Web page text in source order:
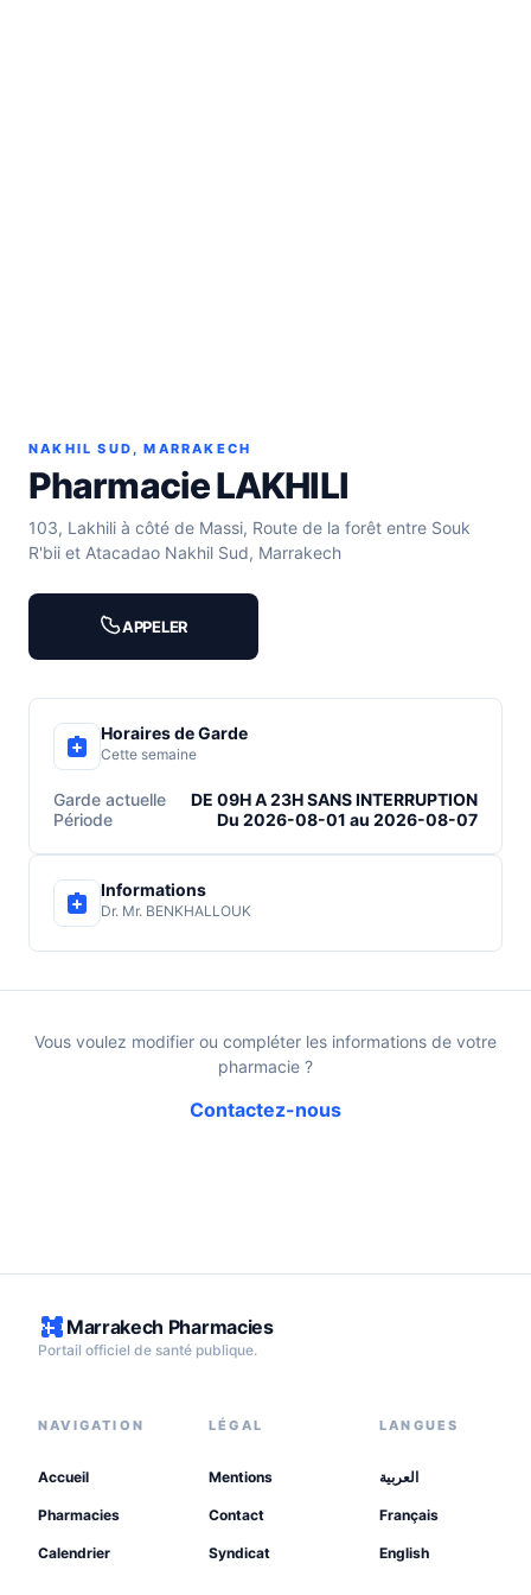
NAKHIL SUD, MARRAKECH
Pharmacie LAKHILI
103, Lakhili à côté de Massi, Route de la forêt entre Souk
R'bii et Atacadao Nakhil Sud, Marrakech
APPELER
Horaires de Garde
Cette semaine
Garde actuelle
DE 09H A 23H SANS INTERRUPTION
Période
Du 2026-08-01 au 2026-08-07
Informations
Dr. Mr. BENKHALLOUK
Vous voulez modifier ou compléter les informations de votre
pharmacie ?
Contactez-nous
Marrakech Pharmacies
Portail officiel de santé publique.
NAVIGATION
Accueil
Pharmacies
Calendrier
LÉGAL
Mentions
Contact
Syndicat
LANGUES
العربية
Français
English